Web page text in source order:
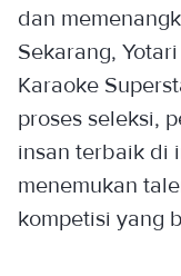
dan
Sekarang,
Karaoke
proses seleksi,
insan terbaik di
menemukan
kompetisi yang